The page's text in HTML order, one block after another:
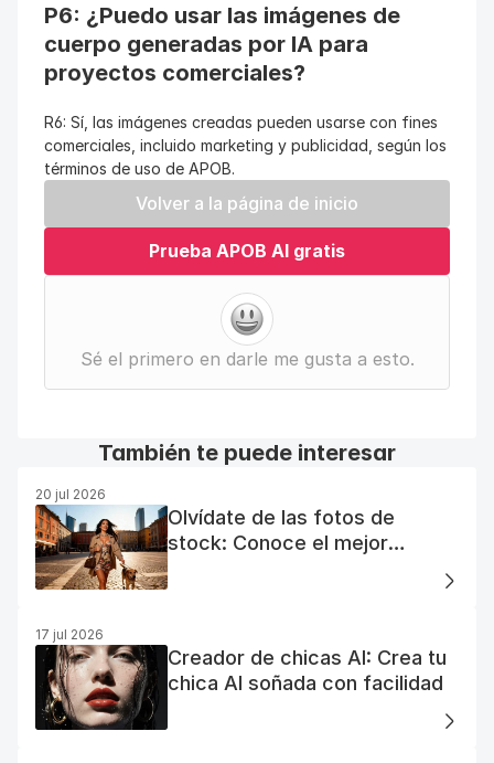
P6: ¿Puedo usar las imágenes de
cuerpo generadas por IA para
proyectos comerciales?
R6: Sí, las imágenes creadas pueden usarse con fines
comerciales, incluido marketing y publicidad, según los
términos de uso de APOB.
Volver a la página de inicio
Prueba APOB AI gratis
Sé el primero en darle me gusta a esto.
También te puede interesar
20 jul 2026
Olvídate de las fotos de
stock: Conoce el mejor
generador de fotos AI gratuito
17 jul 2026
Creador de chicas AI: Crea tu
chica AI soñada con facilidad